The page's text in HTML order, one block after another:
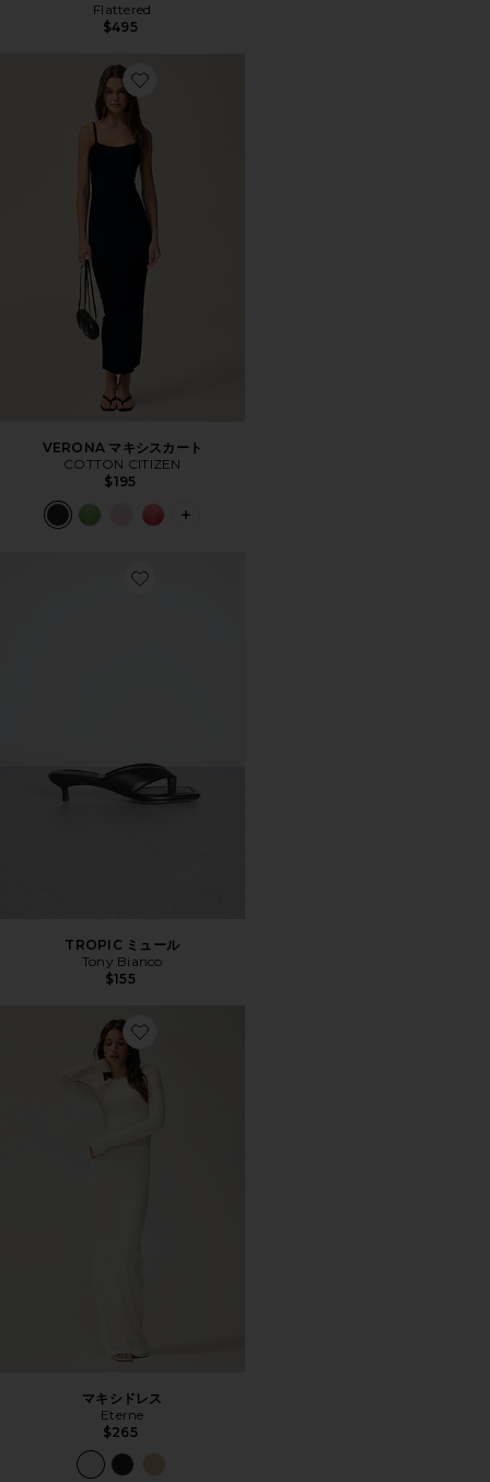
Flattered
$495
Favorite VERONA マキシスカート
VERONA マキシスカート
COTTON CITIZEN
$195
PLUS ICON TO SEE MORE OPTIONS
Favorite TROPIC ミュール
TROPIC ミュール
Tony Bianco
$155
Favorite マキシドレス
マキシドレス
Eterne
$265